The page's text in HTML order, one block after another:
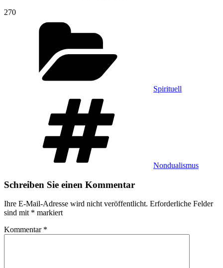
270
Spirituell
Nondualismus
Schreiben Sie einen Kommentar
Ihre E-Mail-Adresse wird nicht veröffentlicht. Erforderliche Felder
sind mit * markiert
Kommentar *